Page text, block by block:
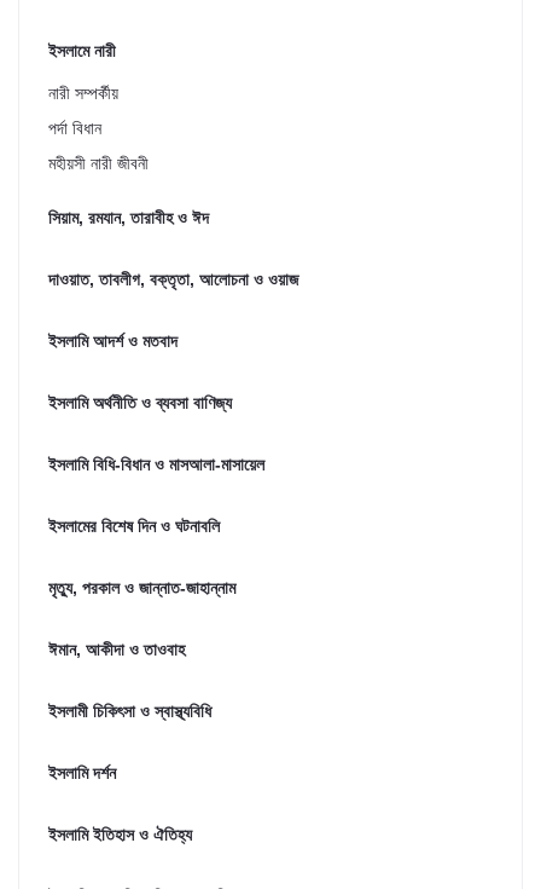
ইসলামে নারী
নারী সম্পর্কীয়
পর্দা বিধান
মহীয়সী নারী জীবনী
সিয়াম, রমযান, তারাবীহ ও ঈদ
দাওয়াত, তাবলীগ, বক্তৃতা, আলোচনা ও ওয়াজ
ইসলামি আদর্শ ও মতবাদ
ইসলামি অর্থনীতি ও ব্যবসা বাণিজ্য
ইসলামি বিধি-বিধান ও মাসআলা-মাসায়েল
ইসলামের বিশেষ দিন ও ঘটনাবলি
মৃত্যু, পরকাল ও জান্নাত-জাহান্নাম
ঈমান, আকীদা ও তাওবাহ
ইসলামী চিকিৎসা ও স্বাস্থ্যবিধি
ইসলামি দর্শন
ইসলামি ইতিহাস ও ঐতিহ্য